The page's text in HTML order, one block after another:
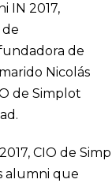
IN 2017,
de
Nicolás
de Simplot
CIO de
alumni que